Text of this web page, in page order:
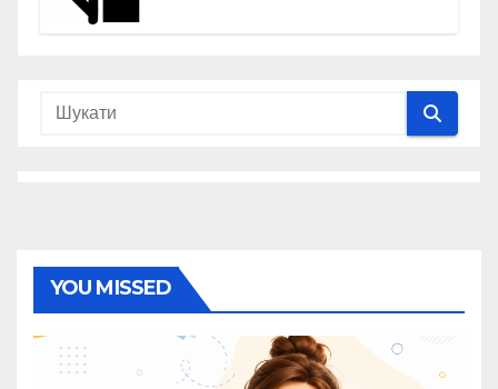
YOU MISSED